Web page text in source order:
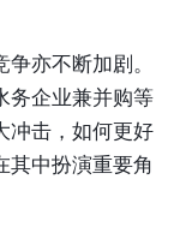
亦不断加剧。
务企业兼并购等
冲击，如何更好
其中扮演重要角